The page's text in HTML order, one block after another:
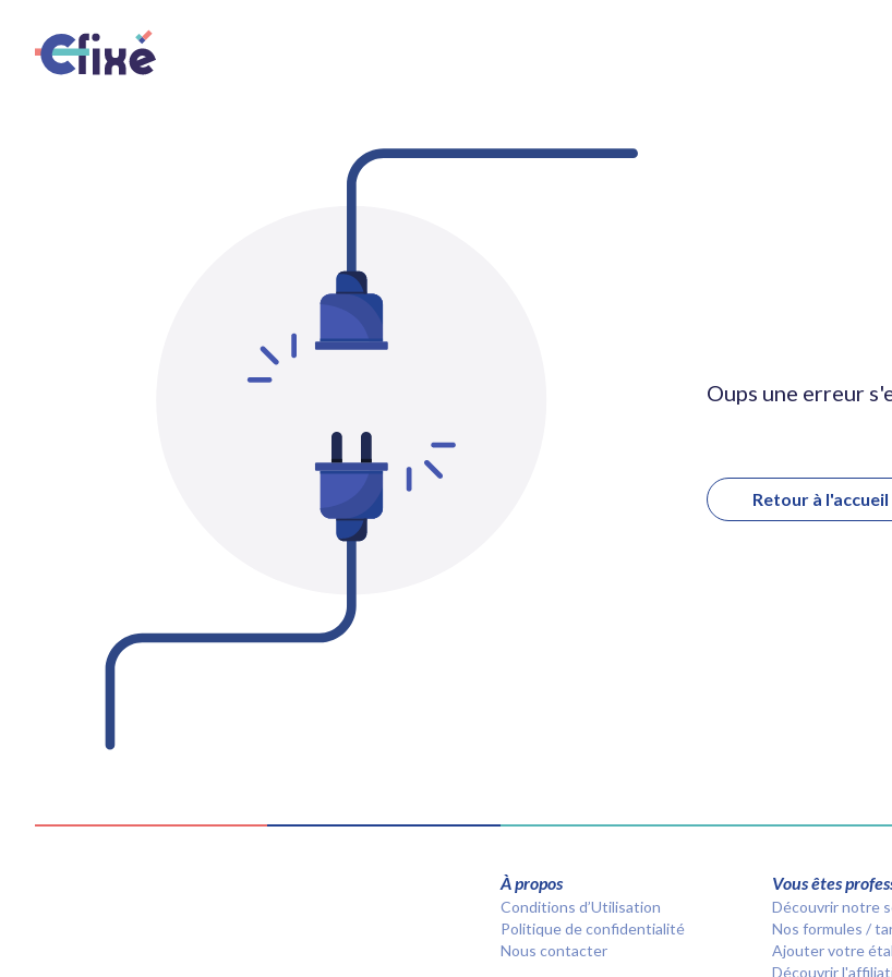
Oups une erreur
Retour à l'accueil
À propos
Conditions d’Utilisation
Politique de confidentialité
Nous contacter
Vous êtes
Découvrir notre
Nos formules /
Ajouter votre
Découvrir